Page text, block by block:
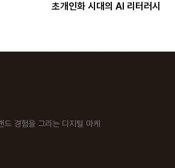
초개인화 시대의 AI 리터러시
드 경험을 그리는 디지털 마케